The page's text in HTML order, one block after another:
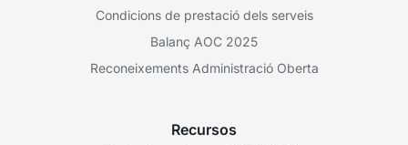
Condicions de prestació dels serveis
Balanç AOC 2025
Reconeixements Administració Oberta
Recursos